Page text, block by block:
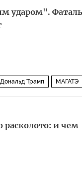
ударом".
Дональд Трамп МАГАТЭ
расколото: и чем